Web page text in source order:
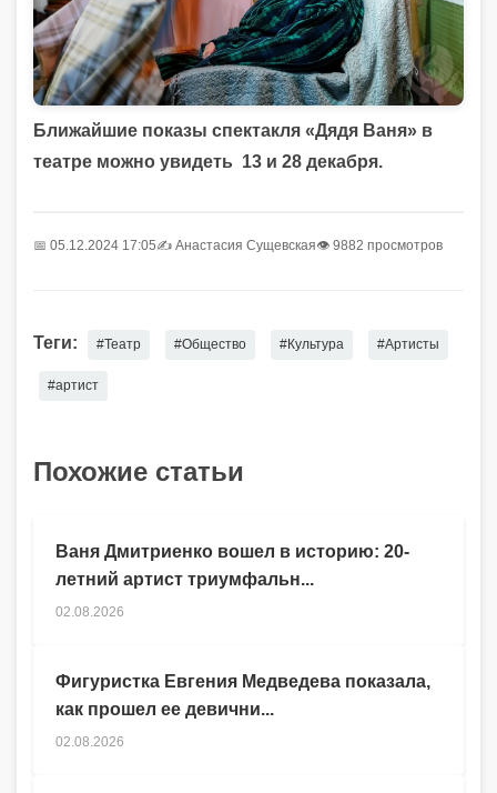
Ближайшие показы спектакля «Дядя Ваня» в
театре можно увидеть 13 и 28 декабря.
📅 05.12.2024 17:05✍️ Анастасия Сущевская👁 9882 просмотров
Теги: #Театр #Общество #Культура #Артисты
#артист
Похожие статьи
Ваня Дмитриенко вошел в историю: 20-
летний артист триумфальн...
02.08.2026
Фигуристка Евгения Медведева показала,
как прошел ее девични...
02.08.2026